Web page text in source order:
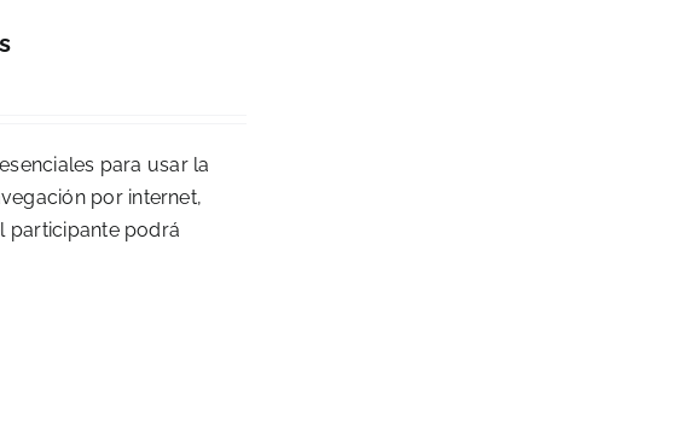
para usar la
por internet,
participante podrá